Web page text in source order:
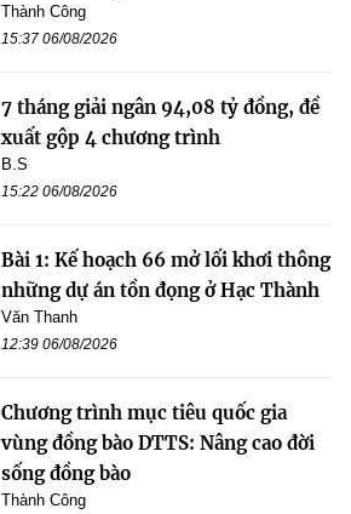
Thành Công
15:37 06/08/2026
7 tháng giải ngân 94,08 tỷ đồng, đề
xuất gộp 4 chương trình
B.S
15:22 06/08/2026
Bài 1: Kế hoạch 66 mở lối khơi thông
những dự án tồn đọng ở Hạc Thành
Văn Thanh
12:39 06/08/2026
Chương trình mục tiêu quốc gia
vùng đồng bào DTTS: Nâng cao đời
sống đồng bào
Thành Công